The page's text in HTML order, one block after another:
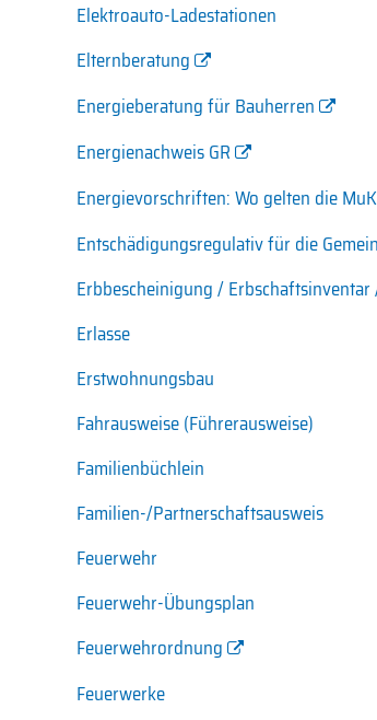
Elektroauto-Ladestationen
Elternberatung
Energieberatung für Bauherren
Energienachweis GR
Energievorschriften: Wo gelten die
Entschädigungsregulativ für die
Erbbescheinigung /
Erlasse
Erstwohnungsbau
Fahrausweise (Führerausweise)
Familienbüchlein
Familien-/Partnerschaftsausweis
Feuerwehr
Feuerwehr-Übungsplan
Feuerwehrordnung
Feuerwerke